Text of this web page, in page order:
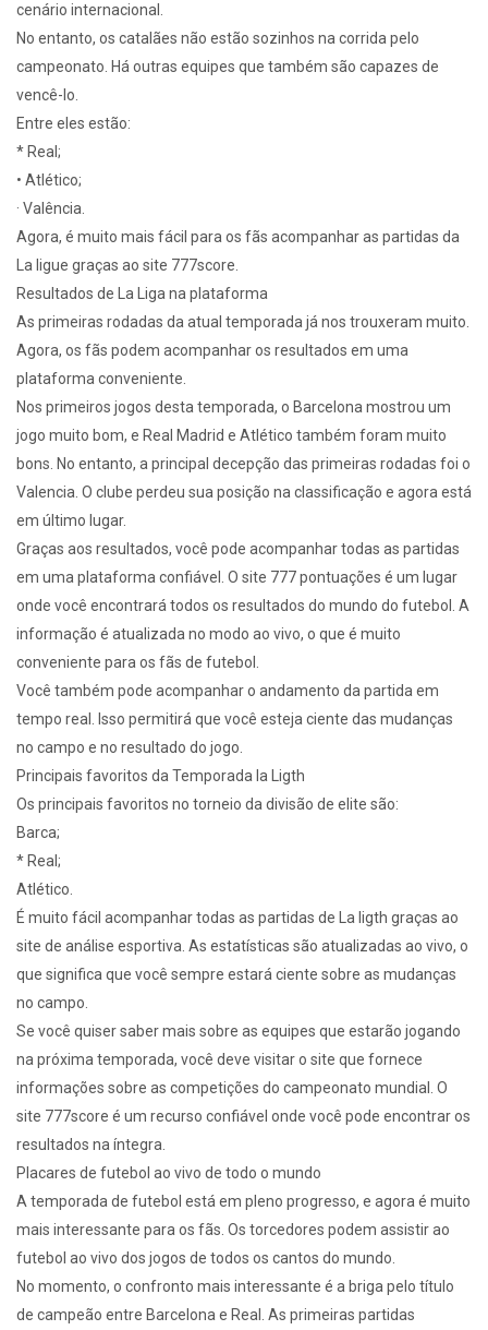
cenário internacional.
No entanto, os catalães não estão sozinhos na corrida pelo
campeonato. Há outras equipes que também são capazes de
vencê-lo.
Entre eles estão:
* Real;
• Atlético;
· Valência.
Agora, é muito mais fácil para os fãs acompanhar as partidas da
La ligue graças ao site 777score.
Resultados de La Liga na plataforma
As primeiras rodadas da atual temporada já nos trouxeram muito.
Agora, os fãs podem acompanhar os resultados em uma
plataforma conveniente.
Nos primeiros jogos desta temporada, o Barcelona mostrou um
jogo muito bom, e Real Madrid e Atlético também foram muito
bons. No entanto, a principal decepção das primeiras rodadas foi o
Valencia. O clube perdeu sua posição na classificação e agora está
em último lugar.
Graças aos resultados, você pode acompanhar todas as partidas
em uma plataforma confiável. O site 777 pontuações é um lugar
onde você encontrará todos os resultados do mundo do futebol. A
informação é atualizada no modo ao vivo, o que é muito
conveniente para os fãs de futebol.
Você também pode acompanhar o andamento da partida em
tempo real. Isso permitirá que você esteja ciente das mudanças
no campo e no resultado do jogo.
Principais favoritos da Temporada la Ligth
Os principais favoritos no torneio da divisão de elite são:
Barca;
* Real;
Atlético.
É muito fácil acompanhar todas as partidas de La ligth graças ao
site de análise esportiva. As estatísticas são atualizadas ao vivo, o
que significa que você sempre estará ciente sobre as mudanças
no campo.
Se você quiser saber mais sobre as equipes que estarão jogando
na próxima temporada, você deve visitar o site que fornece
informações sobre as competições do campeonato mundial. O
site 777score é um recurso confiável onde você pode encontrar os
resultados na íntegra.
Placares de futebol ao vivo de todo o mundo
A temporada de futebol está em pleno progresso, e agora é muito
mais interessante para os fãs. Os torcedores podem assistir ao
futebol ao vivo dos jogos de todos os cantos do mundo.
No momento, o confronto mais interessante é a briga pelo título
de campeão entre Barcelona e Real. As primeiras partidas